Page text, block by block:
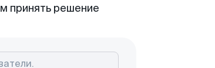
принять решение